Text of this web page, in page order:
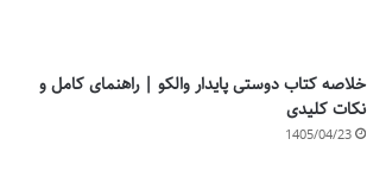
خلاصه کتاب دوستی پایدار والکو | راهنمای کامل و
نکات کلیدی
1405/04/23